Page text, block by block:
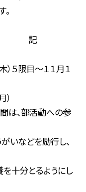
記
５限目～１１月１
部活動への参
を励行し、
るようにし